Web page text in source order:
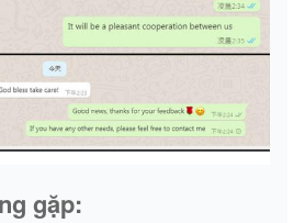
gặp: